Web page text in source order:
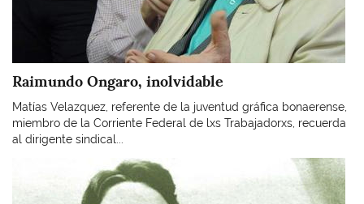
Raimundo Ongaro, inolvidable
Matías Velazquez, referente de la juventud gráfica bonaerense,
miembro de la Corriente Federal de lxs Trabajadorxs, recuerda
al dirigente sindical...